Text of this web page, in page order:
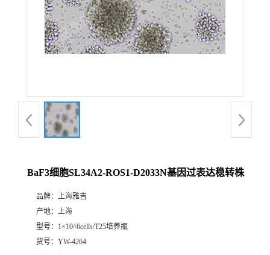
BaF3细胞SL34A2-ROS1-D2033N基因过表达稳转株
品牌： 上海雅吉
产地： 上海
型号： 1×10^6cells/T25培养瓶
货号： YW-4264